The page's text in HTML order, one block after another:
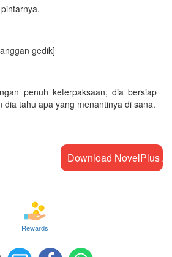
gedik]
penuh keterpaksaan, dia bersiap
dia tahu apa yang menantinya di sana.
Download NovelPlus
Rewards